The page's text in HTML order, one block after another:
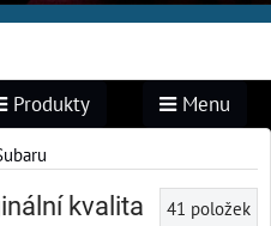
Produkty Menu
kvalita 41 položek